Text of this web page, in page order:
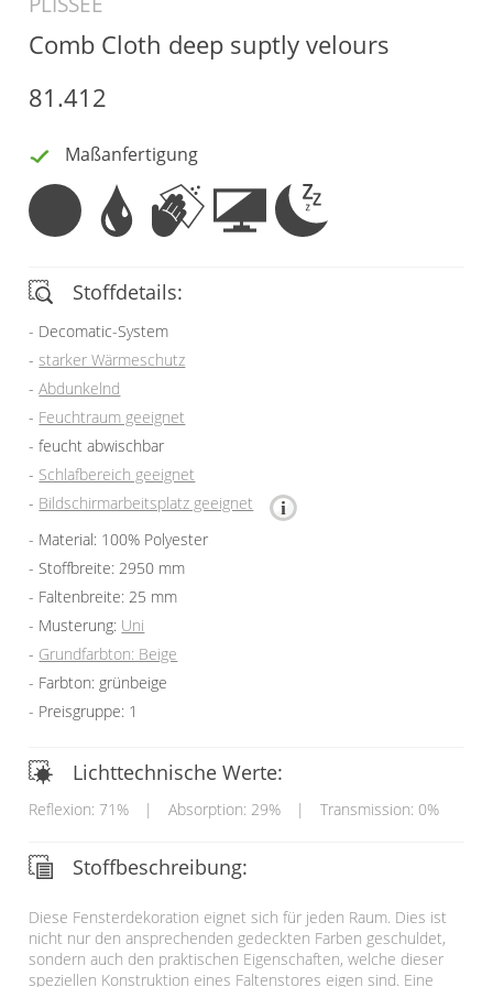
Vorhangschals
Kissen
Tischdecke
Gardinenstange
Stoffe
Panneaux
Comb Cloth deep suptly velours
81.412
Maßanfertigung
Stoffdetails:
Decomatic-System
starker Wärmeschutz
Abdunkelnd
Feuchtraum geeignet
feucht abwischbar
Schlafbereich geeignet
Bildschirmarbeitsplatz geeignet
Material: 100% Polyester
Stoffbreite: 2950 mm
Faltenbreite: 25 mm
Musterung: Uni
Grundfarbton: Beige
Farbton: grünbeige
Preisgruppe: 1
Lichttechnische Werte:
Reflexion: 71% | Absorption: 29% | Transmission: 0%
Stoffbeschreibung:
Diese Fensterdekoration eignet sich für jeden Raum. Dies ist
nicht nur den ansprechenden gedeckten Farben geschuldet,
sondern auch den praktischen Eigenschaften, welche dieser
speziellen Konstruktion eines Faltenstores eigen sind. Eine